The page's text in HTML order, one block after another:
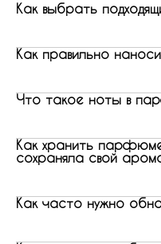
Как выбрать
Как правильно
Что такое ноты в
Как хранить
сохраняла свой
Как часто нужно